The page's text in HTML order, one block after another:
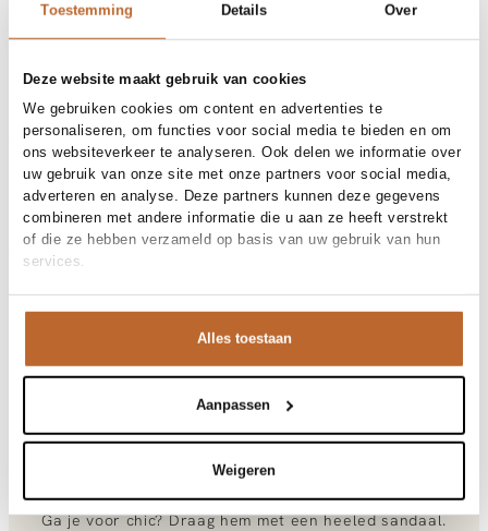
Toestemming Details Over
Deze website maakt gebruik van cookies
We gebruiken cookies om content en advertenties te
personaliseren, om functies voor social media te bieden en om
ons websiteverkeer te analyseren. Ook delen we informatie over
uw gebruik van onze site met onze partners voor social media,
adverteren en analyse. Deze partners kunnen deze gegevens
combineren met andere informatie die u aan ze heeft verstrekt
of die ze hebben verzameld op basis van uw gebruik van hun
services.
Alles toestaan
Aanpassen
Weigeren
Materials and care
Fabric
Fabric:
Cleaning
Do not wash
Size and fit
Size advice
This size fits normal
Size model
36
Product details
Brand
Self Portrait
Product number brand
Product name
Variantnummer
00036434
Variant name
PINK
00036434
Pattern
Effen, Geborduurd, Kant
Knoopsluiting
Occasion
Party
Shipping and Returns
At Orangebag, you get free delivery on orders over €99. All
orders are sent with a track & trace code, so you can always
track your parcel. If you place your order before 9.45 pm on
Do you have any questions about our products or need help
placing an order? Our customer service team is here to help!
info@orangebag.com
0851 303631 (Mon–Fri: 09:00–17:00). We’re happy to help!
Shop the look
Wat een plaatje is dit ontwerp van Self Portrait. Deze
roze jurk valt prachtig om je lichaam en de verfijnde
accentueert je taille op een natuurlijke manier. Wij stylen
hem met een stoer leren jack en loafers voor contrast.
Ga je voor chic? Draag hem met een heeled sandaal.